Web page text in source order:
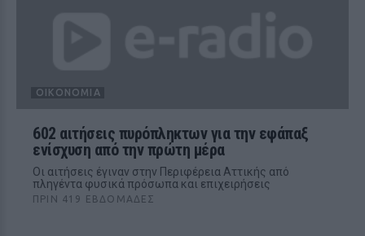
ΟΙΚΟΝΟΜΊΑ
602 αιτήσεις πυρόπληκτων για την εφάπαξ
ενίσχυση από την πρώτη μέρα
Οι αιτήσεις έγιναν στην Περιφέρεια Αττικής από
πληγέντα φυσικά πρόσωπα και επιχειρήσεις
ΠΡΙΝ 419 ΕΒΔΟΜΆΔΕΣ